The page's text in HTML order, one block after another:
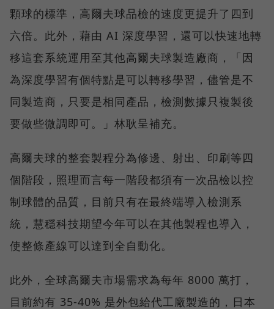
顆球的標準，高爾夫球品檢的速度更提升了四到
六倍。此外，藉由 AI 深度學習，還可以快速地轉
移這套系統運用至其他高爾夫球製造廠商，「因
為深度學習有個特點是可以轉移學習，儘管是不
同製造商，只要是相同產品，檢測數據只複製後
要做些微調即可。」林耿呈補充。
高爾夫球的整套製程分為修邊、射出、印刷等四
個階段，照理而言每一階段都須有一次品檢以控
制球體的品質，目前只有在最終端導入檢測系
統，慧穩科技期望今年可以在其他製程也導入，
使整條產線可以達到全自動化。
此外，全球高爾夫市場需求為每年 8000 萬打，
目前約有 35-40% 是外包給代工廠製造的，日本